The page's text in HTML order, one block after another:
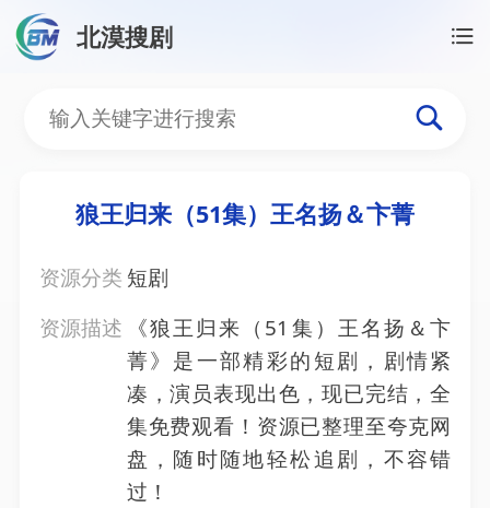
北漠搜剧
狼王归来（51集）王名扬
狼王归来（51集）王名扬＆卞菁
资源分类 短剧
资源描述
《狼王归来（51集）王名扬＆卞
菁》是一部精彩的短剧，剧情紧
凑，演员表现出色，现已完结，全
集免费观看！资源已整理至夸克网
盘，随时随地轻松追剧，不容错
过！